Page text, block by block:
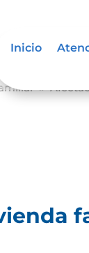
Inicio